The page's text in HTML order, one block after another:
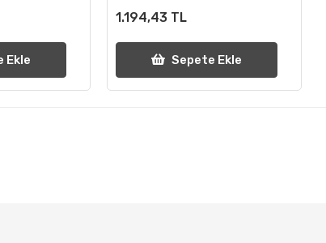
Ekle
1.194,43 TL
Sepete Ekle